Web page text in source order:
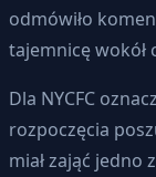
odmówiło
tajemnicę wokół
Dla NYCFC
rozpoczęcia
miał zająć jedno